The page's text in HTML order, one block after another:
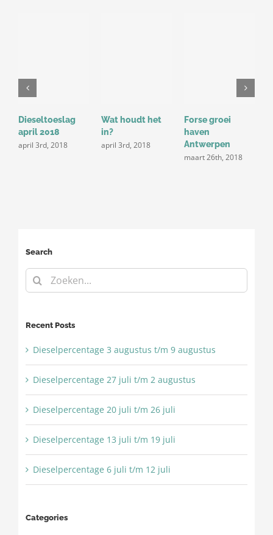
Dieseltoeslag
april 2018
april 3rd, 2018
Wat houdt het
in?
april 3rd, 2018
Forse groei
haven
Antwerpen
maart 26th, 2018
Search
Zoeken
naar:
Recent Posts
Dieselpercentage 3 augustus t/m 9 augustus
Dieselpercentage 27 juli t/m 2 augustus
Dieselpercentage 20 juli t/m 26 juli
Dieselpercentage 13 juli t/m 19 juli
Dieselpercentage 6 juli t/m 12 juli
Categories